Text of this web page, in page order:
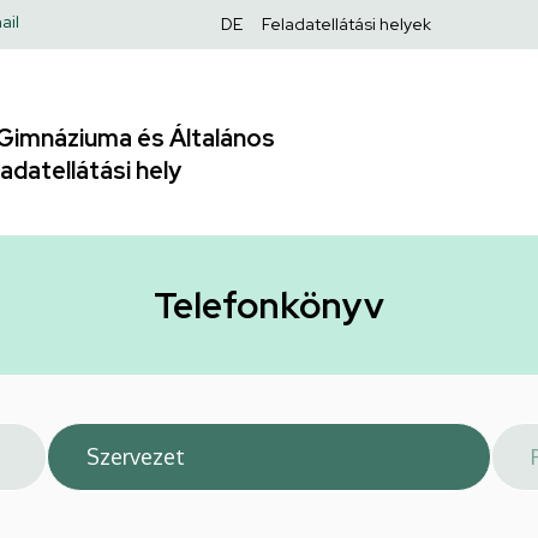
Felső
DE Feladatellátási helyek
és Általános
hely
Telefonkönyv